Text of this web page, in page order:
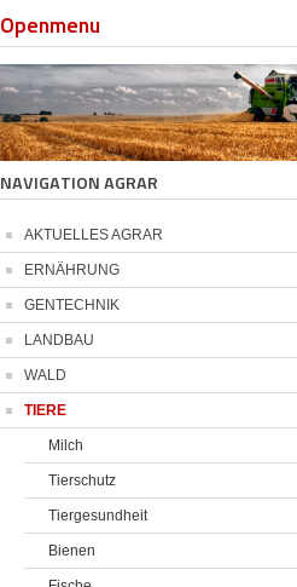
Openmenu
NAVIGATION AGRAR
AKTUELLES AGRAR
ERNÄHRUNG
GENTECHNIK
LANDBAU
WALD
TIERE
Milch
Tierschutz
Tiergesundheit
Bienen